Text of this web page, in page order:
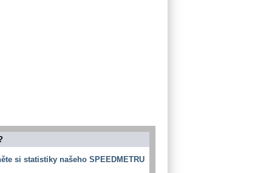
si statistiky našeho SPEEDMETRU